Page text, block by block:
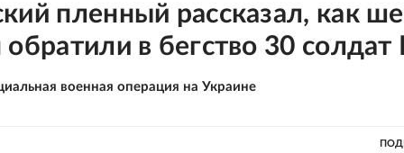
пленный рассказал, как
обратили в бегство 30
военная операция на Украине